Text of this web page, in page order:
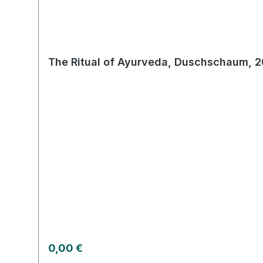
The Ritual of Ayurveda, Duschschaum,
Regulärer Preis:
0,00 €